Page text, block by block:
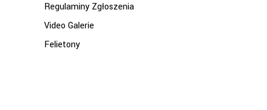
Regulaminy Zgłoszenia
Video Galerie
Felietony